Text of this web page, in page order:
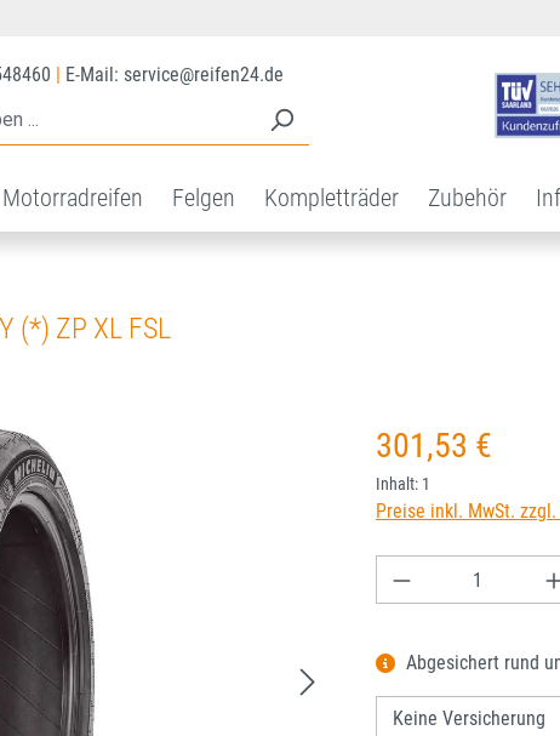
E-Mail: service@reifen24.de
Motorradreifen Felgen Kompletträder Zubehör
(*) ZP XL FSL
Regulärer Preis:
301,53 €
Inhalt: 1
Preise inkl. MwSt.
Produkt
Abgesichert rund